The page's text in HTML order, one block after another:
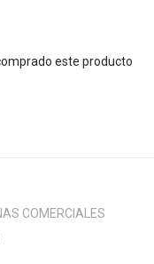
este producto
COMERCIALES